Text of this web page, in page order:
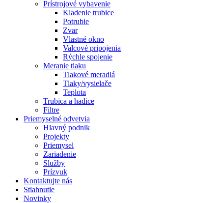
Prístrojové vybavenie
Kladenie trubice
Potrubie
Zvar
Vlastné okno
Valcové pripojenia
Rýchle spojenie
Meranie tlaku
Tlakové meradlá
Tlaky/vysielače
Teplota
Trubica a hadice
Filtre
Priemyselné odvetvia
Hlavný podnik
Projekty
Priemysel
Zariadenie
Služby
Prízvuk
Kontaktujte nás
Stiahnutie
Novinky